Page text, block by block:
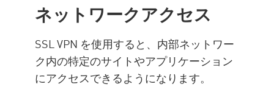
ネットワークアクセス
SSL VPN を使用すると、内部ネットワー
ク内の特定のサイトやアプリケーション
にアクセスできるようになります。